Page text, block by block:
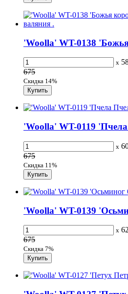
'Woolla' WT-0138
x
675
Скидка 14%
'Woolla' WT-0119
x
675
Скидка 11%
'Woolla' WT-0139
x
675
Скидка 7%